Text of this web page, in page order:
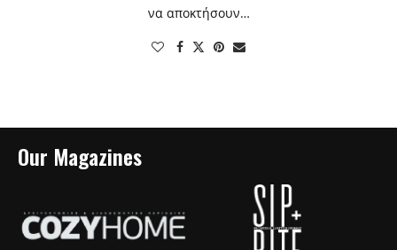
να αποκτήσουν…
Our Magazines